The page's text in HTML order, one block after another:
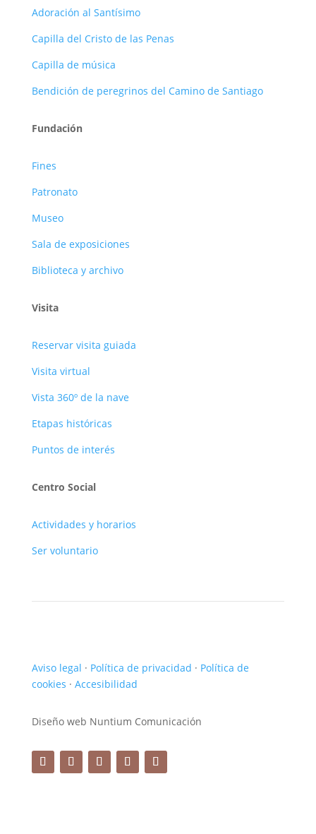
Adoración al Santísimo
Capilla del Cristo de las Penas
Capilla de música
Bendición de peregrinos del Camino de Santiago
Fundación
Fines
Patronato
Museo
Sala de exposiciones
Biblioteca y archivo
Visita
Reservar visita guiada
Visita virtual
Vista 360º de la nave
Etapas históricas
Puntos de interés
Centro Social
Actividades y horarios
Ser voluntario
Aviso legal · Política de privacidad · Política de
cookies · Accesibilidad
Diseño web Nuntium Comunicación